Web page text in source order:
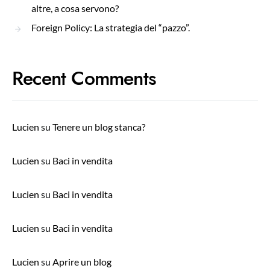
altre, a cosa servono?
Foreign Policy: La strategia del “pazzo”.
Recent Comments
Lucien su Tenere un blog stanca?
Lucien su Baci in vendita
Lucien su Baci in vendita
Lucien su Baci in vendita
Lucien su Aprire un blog